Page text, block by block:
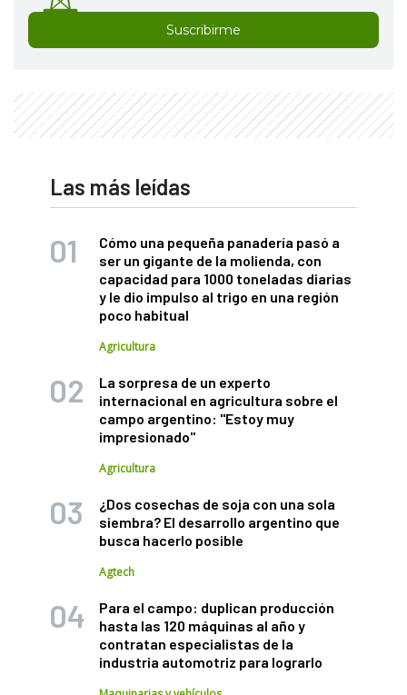
Suscribirme
Las más leídas
Cómo una pequeña panadería pasó a
ser un gigante de la molienda, con
capacidad para 1000 toneladas diarias
y le dio impulso al trigo en una región
poco habitual
Agricultura
La sorpresa de un experto
internacional en agricultura sobre el
campo argentino: "Estoy muy
impresionado"
Agricultura
¿Dos cosechas de soja con una sola
siembra? El desarrollo argentino que
busca hacerlo posible
Agtech
Para el campo: duplican producción
hasta las 120 máquinas al año y
contratan especialistas de la
industria automotriz para lograrlo